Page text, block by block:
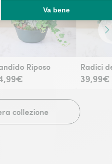
Riposo Radici
39,99€
collezione